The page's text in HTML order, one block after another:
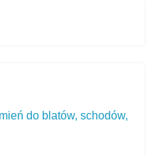
do blatów, schodów,